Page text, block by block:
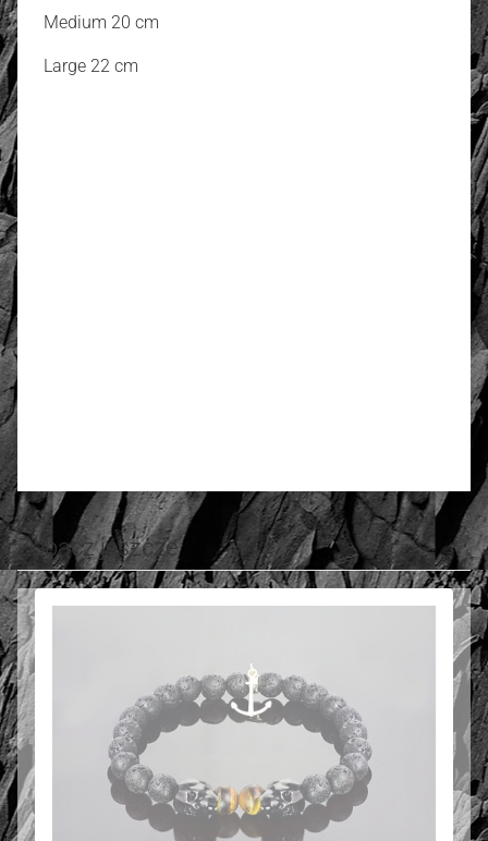
Medium 20 cm
Large 22 cm
Zobacz jeszcze